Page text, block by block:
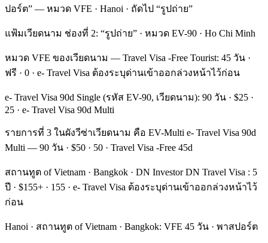
ปอร์ต” — หมวด VFE · Hanoi · ถัดไป “รูปถ่าย”
แฟ้มเวียดนาม ช่องที่ 2: “รูปถ่าย” · หมวด EV-90 · Ho Chi Minh
หมวด VFE ของเวียดนาม — Travel Visa -Free Tourist: 45 วัน ·
ฟรี · 0 · e- Travel Visa ต้องระบุด่านเข้าออกล่วงหน้าไว้ก่อน
e- Travel Visa 90d Single (รหัส EV-90, เวียดนาม): 90 วัน · $25 ·
25 · e- Travel Visa 90d Multi
รายการที่ 3 ในผังวีซ่าเวียดนาม คือ EV-Multi e- Travel Visa 90d
Multi — 90 วัน · $50 · 50 · Travel Visa -Free 45d
สถานทูต of Vietnam · Bangkok · DN Investor DN Travel Visa : 5
ปี · $155+ · 155 · e- Travel Visa ต้องระบุด่านเข้าออกล่วงหน้าไว้
ก่อน
Hanoi · สถานทูต of Vietnam · Bangkok: VFE 45 วัน · พาสปอร์ต